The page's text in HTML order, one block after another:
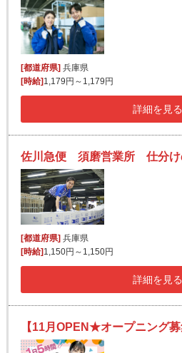
[都道府県] 兵庫県
[時給] 1,179円～1,179円
詳細を見る
[都道府県] 兵庫県
[時給] 1,150円～1,150円
詳細を見る